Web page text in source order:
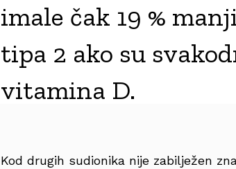
imale čak 19 %
tipa 2 ako su
vitamina D.
Kod drugih sudionika nije zabilježen